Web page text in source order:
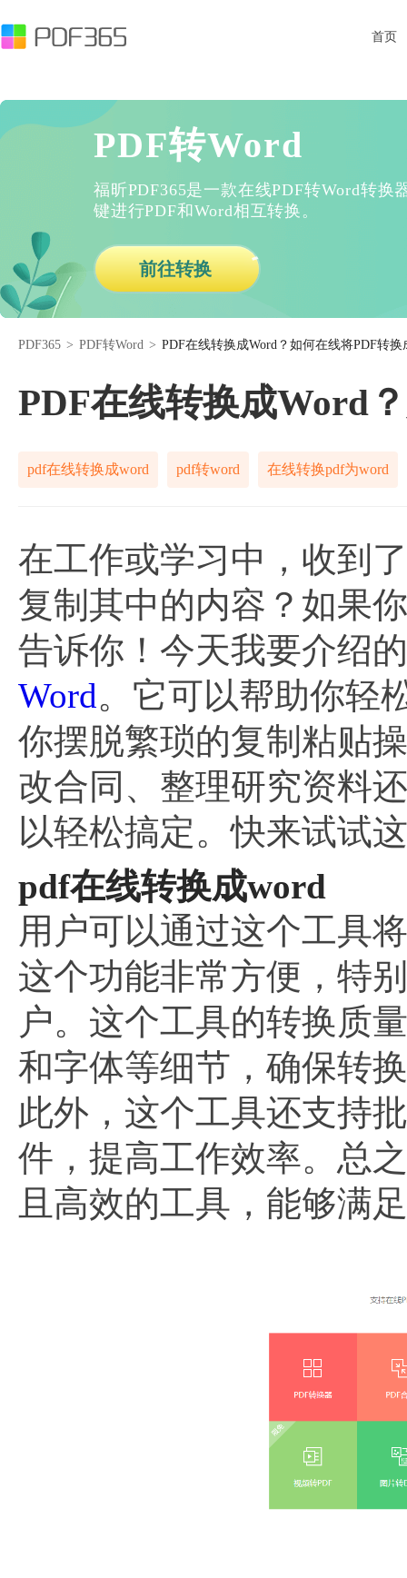
首页
PDF转Word
福昕PDF365是一款在线PDF转Word转换
键进行PDF和Word相互转换。
前往转换
PDF365 > PDF转Word > PDF在线转换成Word？如何在线将PDF转换
PDF在线转换成Word
pdf在线转换成word pdf转word 在线转换pdf为word
在工作或学习中，收到
复制其中的内容？如果
告诉你！今天我要介绍
Word。它可以帮助你轻
你摆脱繁琐的复制粘贴
改合同、整理研究资料
以轻松搞定。快来试试
pdf在线转换成word
用户可以通过这个工具
这个功能非常方便，特
户。这个工具的转换质
和字体等细节，确保转
此外，这个工具还支持
件，提高工作效率。总
且高效的工具，能够满